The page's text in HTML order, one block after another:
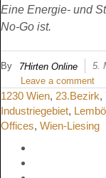
Eine Energie- und
No-Go ist.
By 7Hirten Online 5.
Leave a comment
1230 Wien, 23.Bezirk,
Industriegebiet,
Offices, Wien-Liesing